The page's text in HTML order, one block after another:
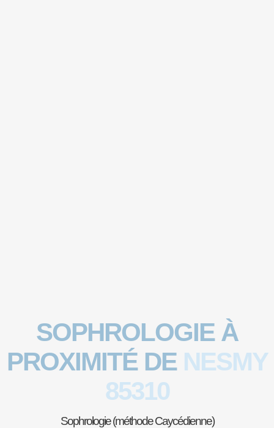
SOPHROLOGIE À
PROXIMITÉ DE NESMY
85310
Sophrologie (méthode Caycédienne)